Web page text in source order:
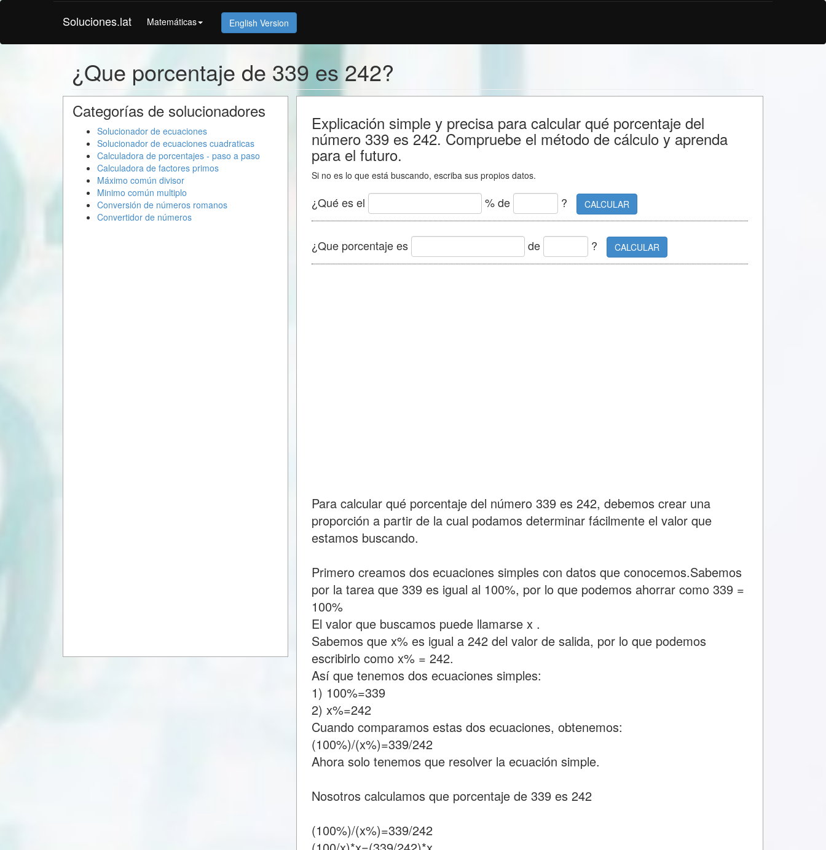
Soluciones.lat Matemáticas English Version
¿Que porcentaje de 339 es 242?
Explicación simple y precisa para calcular qué porcentaje del
número 339 es 242. Compruebe el método de cálculo y aprenda
para el futuro.
Si no es lo que está buscando, escriba sus propios datos.
¿Qué es el % de ? CALCULAR
¿Que porcentaje es de ? CALCULAR
Para calcular qué porcentaje del número 339 es 242, debemos crear una
proporción a partir de la cual podamos determinar fácilmente el valor que
estamos buscando.
Primero creamos dos ecuaciones simples con datos que conocemos.Sabemos
por la tarea que 339 es igual al 100%, por lo que podemos ahorrar como 339 =
100%
El valor que buscamos puede llamarse x .
Sabemos que x% es igual a 242 del valor de salida, por lo que podemos
escribirlo como x% = 242.
Así que tenemos dos ecuaciones simples:
1) 100%=339
2) x%=242
Cuando comparamos estas dos ecuaciones, obtenemos:
(100%)/(x%)=339/242
Ahora solo tenemos que resolver la ecuación simple.
Nosotros calculamos que porcentaje de 339 es 242
(100%)/(x%)=339/242
Categorías de solucionadores
Solucionador de ecuaciones
Solucionador de ecuaciones cuadraticas
Calculadora de porcentajes - paso a paso
Calculadora de factores primos
Máximo común divisor
Minimo común multiplo
Conversión de números romanos
Convertidor de números